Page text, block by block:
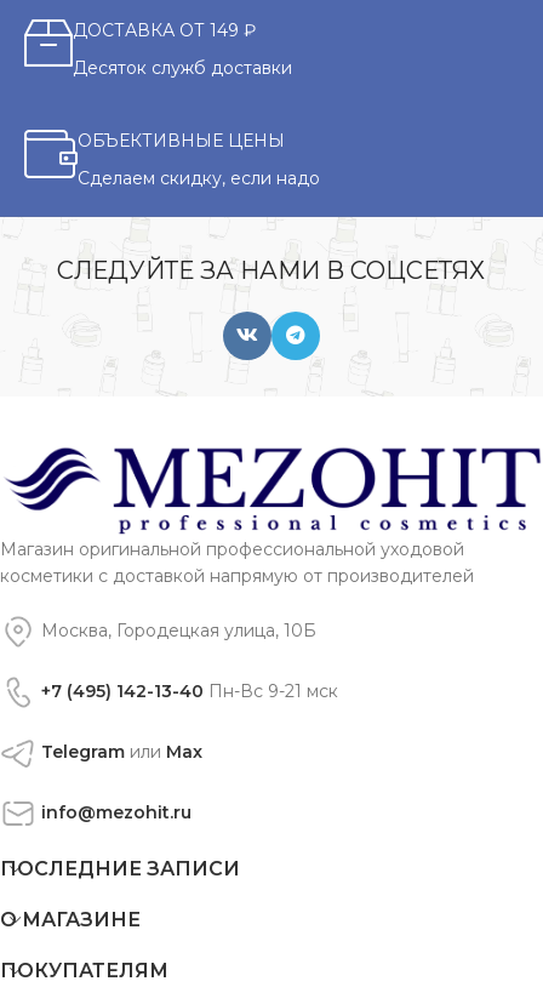
ДОСТАВКА ОТ 149 ₽
Десяток служб доставки
ОБЪЕКТИВНЫЕ ЦЕНЫ
Сделаем скидку, если надо
СЛЕДУЙТЕ ЗА НАМИ В СОЦСЕТЯХ
Магазин оригинальной профессиональной уходовой
косметики с доставкой напрямую от производителей
Москва, Городецкая улица, 10Б
+7 (495) 142-13-40 Пн-Вс 9-21 мск
Telegram или Max
info@mezohit.ru
ПОСЛЕДНИЕ ЗАПИСИ
О МАГАЗИНЕ
ПОКУПАТЕЛЯМ